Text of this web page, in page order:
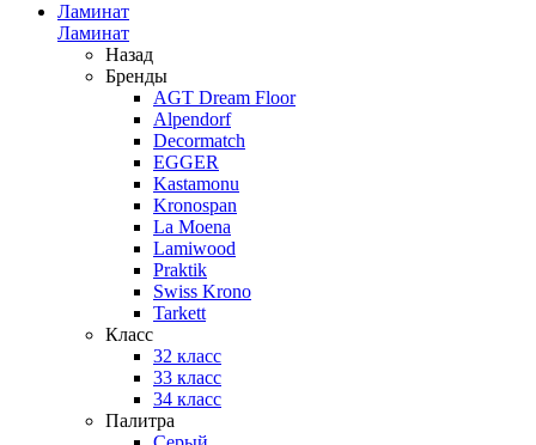
Ламинат
Ламинат
Назад
Бренды
AGT Dream Floor
Alpendorf
Decormatch
EGGER
Kastamonu
Kronospan
La Moena
Lamiwood
Praktik
Swiss Krono
Tarkett
Класс
32 класс
33 класс
34 класс
Палитра